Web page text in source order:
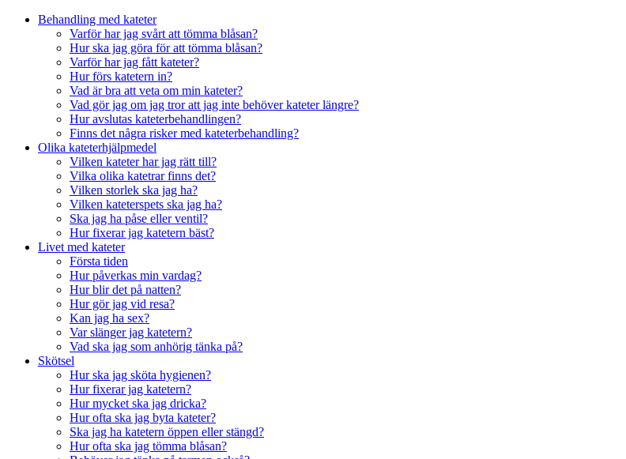
Behandling med kateter
Varför har jag svårt att tömma blåsan?
Hur ska jag göra för att tömma blåsan?
Varför har jag fått kateter?
Hur förs katetern in?
Vad är bra att veta om min kateter?
Vad gör jag om jag tror att jag inte behöver kateter längre?
Hur avslutas kateterbehandlingen?
Finns det några risker med kateterbehandling?
Olika kateterhjälpmedel
Vilken kateter har jag rätt till?
Vilka olika katetrar finns det?
Vilken storlek ska jag ha?
Vilken kateterspets ska jag ha?
Ska jag ha påse eller ventil?
Hur fixerar jag katetern bäst?
Livet med kateter
Första tiden
Hur påverkas min vardag?
Hur blir det på natten?
Hur gör jag vid resa?
Kan jag ha sex?
Var slänger jag katetern?
Vad ska jag som anhörig tänka på?
Skötsel
Hur ska jag sköta hygienen?
Hur fixerar jag katetern?
Hur mycket ska jag dricka?
Hur ofta ska jag byta kateter?
Ska jag ha katetern öppen eller stängd?
Hur ofta ska jag tömma blåsan?